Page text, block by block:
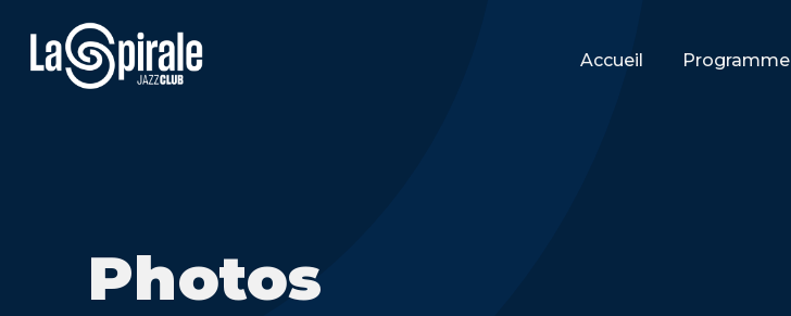
Accueil Programme
Photos